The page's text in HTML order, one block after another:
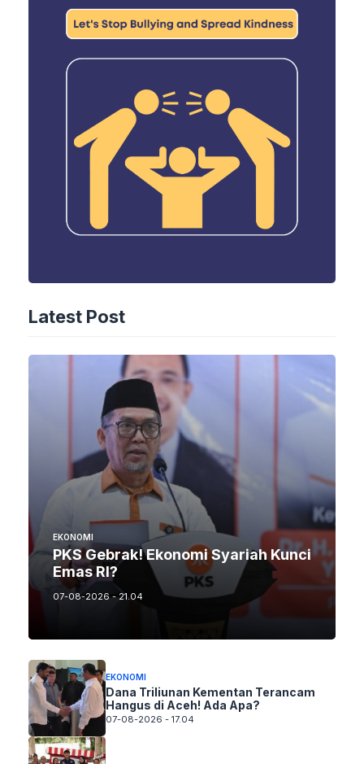
Latest Post
EKONOMI
PKS Gebrak! Ekonomi Syariah Kunci
Emas RI?
07-08-2026 - 21.04
EKONOMI
Dana Triliunan Kementan Terancam
Hangus di Aceh! Ada Apa?
07-08-2026 - 17.04